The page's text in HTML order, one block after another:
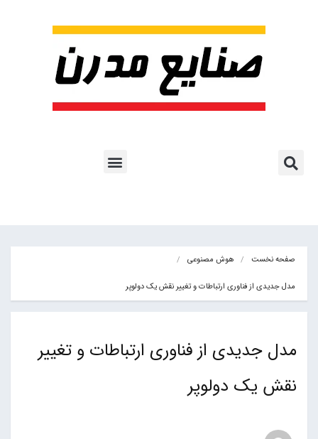
صفحه نخست هوش مصنوعی
مدل جدیدی از فناوری ارتباطات و تغییر نقش یک دولوپر
مدل جدیدی از فناوری ارتباطات و تغییر
نقش یک دولوپر